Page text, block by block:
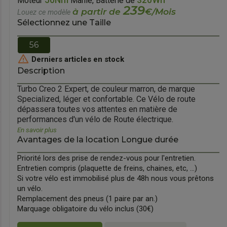
Louez ce modèle à partir de 239€/Mois
Sélectionnez une Taille
56
 Derniers articles en stock
Description
Turbo Creo 2 Expert, de couleur marron, de marque
Specialized, léger et confortable. Ce Vélo de route
dépassera toutes vos attentes en matière de
performances d'un vélo de Route électrique.
En savoir plus
Avantages de la location Longue durée
Priorité lors des prise de rendez-vous pour l'entretien.
Entretien compris (plaquette de freins, chaines, etc, ...)
Si votre vélo est immobilisé plus de 48h nous vous prêtons
un vélo.
Remplacement des pneus (1 paire par an.)
Marquage obligatoire du vélo inclus (30€)